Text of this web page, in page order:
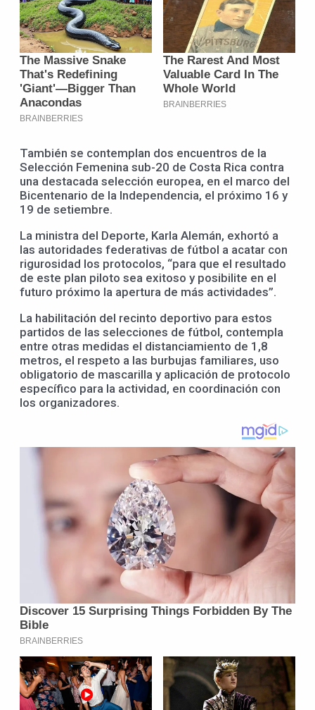
También se contemplan dos encuentros de la
Selección Femenina sub-20 de Costa Rica contra
una destacada selección europea, en el marco del
Bicentenario de la Independencia, el próximo 16 y
19 de setiembre.
La ministra del Deporte, Karla Alemán, exhortó a
las autoridades federativas de fútbol a acatar con
rigurosidad los protocolos, “para que el resultado
de este plan piloto sea exitoso y posibilite en el
futuro próximo la apertura de más actividades”.
La habilitación del recinto deportivo para estos
partidos de las selecciones de fútbol, contempla
entre otras medidas el distanciamiento de 1,8
metros, el respeto a las burbujas familiares, uso
obligatorio de mascarilla y aplicación de protocolo
específico para la actividad, en coordinación con
los organizadores.